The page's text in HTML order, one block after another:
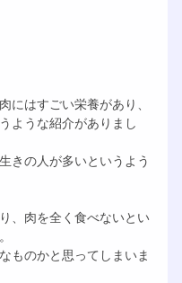
にはすごい栄養があり、
ような紹介がありまし
きの人が多いというよう
、肉を全く食べないとい
ものかと思ってしまいま